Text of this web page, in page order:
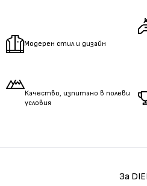
Модерен стил и дизайн
Качество, изпитано в полеви
условия
За